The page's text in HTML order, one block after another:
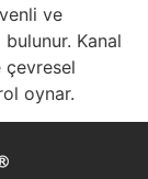
ve
bulunur. Kanal
çevresel
oynar.